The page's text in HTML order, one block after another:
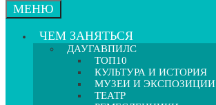
МЕНЮ
ЧЕМ ЗАНЯТЬСЯ
ДАУГАВПИЛС
ТОП10
КУЛЬТУРА И ИСТОРИЯ
МУЗЕИ И ЭКСПОЗИЦИИ
ТЕАТР